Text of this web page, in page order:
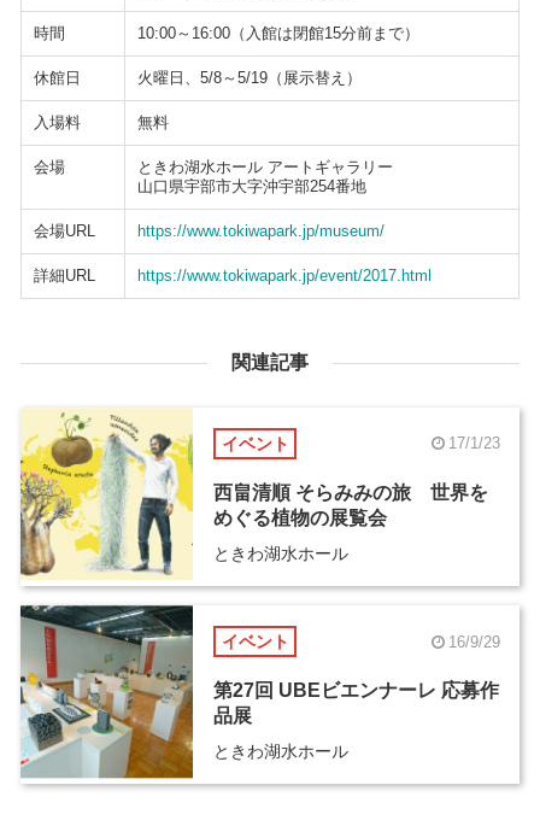
時間 10:00～16:00（入館は閉館15分前まで）
休館日 火曜日、5/8～5/19（展示替え）
入場料 無料
会場
ときわ湖水ホール アートギャラリー
山口県宇部市大字沖宇部254番地
会場URL https://www.tokiwapark.jp/museum/
詳細URL https://www.tokiwapark.jp/event/2017.html
関連記事
イベント 17/1/23
西畠清順 そらみみの旅 世界を
めぐる植物の展覧会
ときわ湖水ホール
イベント 16/9/29
第27回 UBEビエンナーレ 応募作
品展
ときわ湖水ホール